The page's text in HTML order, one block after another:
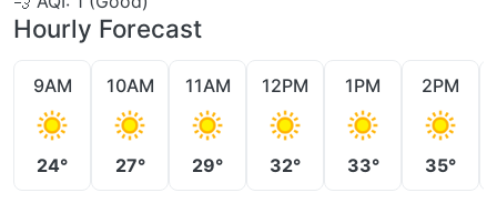
Hourly Forecast
9AM
24°
10AM
27°
11AM
29°
12PM
32°
1PM
33°
2PM
35°